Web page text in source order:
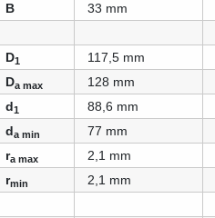
B
33 mm
D1
117,5 mm
Da max
128 mm
d1
88,6 mm
da min
77 mm
ra max
2,1 mm
rmin 2,1 mm